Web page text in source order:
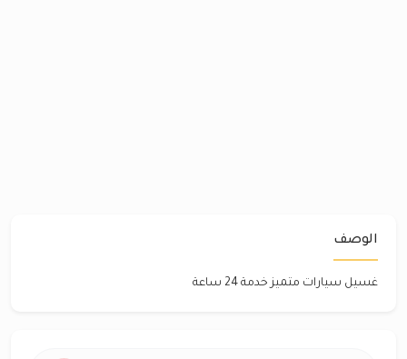
الوصف
غسيل سيارات متميز خدمة 24 ساعة